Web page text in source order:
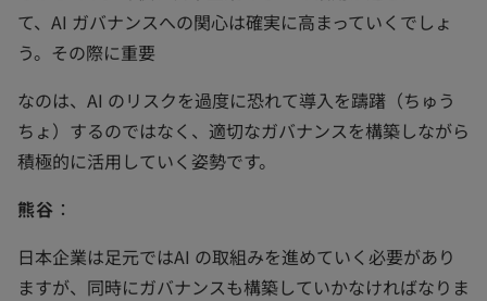
て、AI ガバナンスへの関心は確実に高まっていくでしょ
う。その際に重要
なのは、AI のリスクを過度に恐れて導入を躊躇（ちゅう
ちょ）するのではなく、適切なガバナンスを構築しながら
積極的に活用していく姿勢です。
熊谷 ：
日本企業は足元ではAI の取組みを進めていく必要があり
ますが、同時にガバナンスも構築していかなければなりま